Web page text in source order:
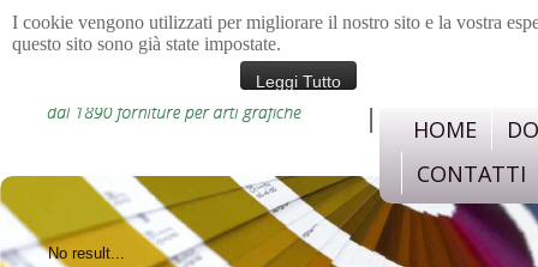
I cookie vengono utilizzati per migliorare il nostro sito e la vostra
questo sito sono già state impostate.
Leggi Tutto
HOME
CONTATTI
No result...